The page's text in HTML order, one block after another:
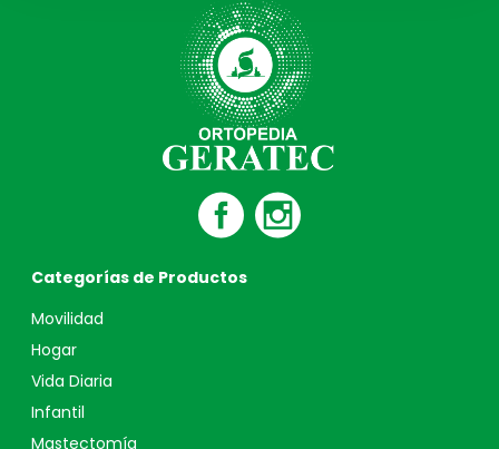
Categorías de Productos
Movilidad
Hogar
Vida Diaria
Infantil
Mastectomía